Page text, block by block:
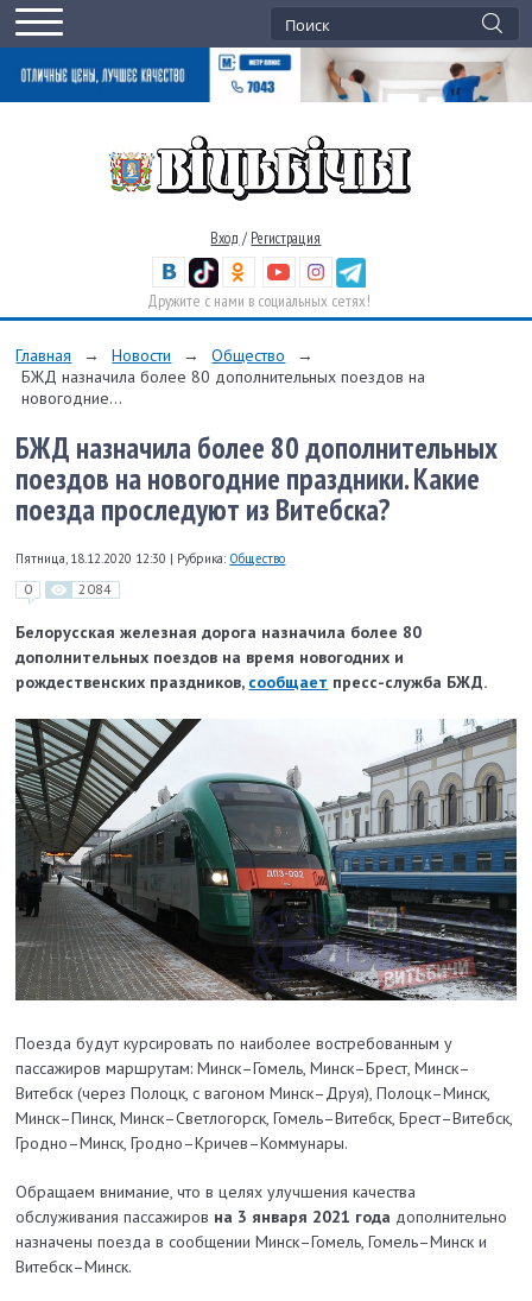
Вход / Регистрация
Дружите с нами в социальных сетях!
Главная → Новости → Общество
→
БЖД назначила более 80 дополнительных поездов на
новогодние...
БЖД назначила более 80 дополнительных
поездов на новогодние праздники. Какие
поезда проследуют из Витебска?
Пятница, 18.12.2020 12:30 | Рубрика: Общество
0 2084
Белорусская железная дорога назначила более 80
дополнительных поездов на время новогодних и
рождественских праздников, сообщает пресс-служба БЖД.
Поезда будут курсировать по наиболее востребованным у
пассажиров маршрутам: Минск–Гомель, Минск–Брест, Минск–
Витебск (через Полоцк, с вагоном Минск–Друя), Полоцк–Минск,
Минск–Пинск, Минск–Светлогорск, Гомель–Витебск, Брест–Витебск,
Гродно–Минск, Гродно–Кричев–Коммунары.
Обращаем внимание, что в целях улучшения качества
обслуживания пассажиров на 3 января 2021 года дополнительно
назначены поезда в сообщении Минск–Гомель, Гомель–Минск и
Витебск–Минск.